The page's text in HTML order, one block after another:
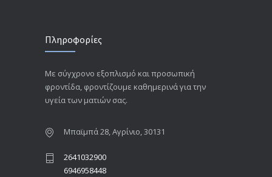
Πληροφορίες
Με σύγχρονο εξοπλισμό και προσωπική
φροντίδα, φροντίζουμε καθημερινά για την
υγεία των ματιών σας.
Μπαϊμπά 28, Αγρίνιο, 30131
2641032900
6946958448